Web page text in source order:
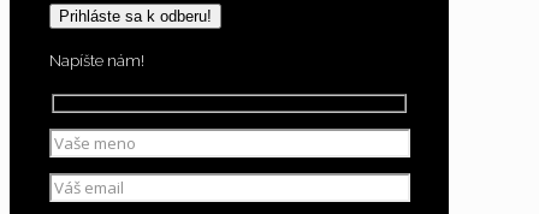
Napíšte nám!